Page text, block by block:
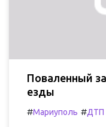
Поваленный
езды
#Мариуполь #ДТП